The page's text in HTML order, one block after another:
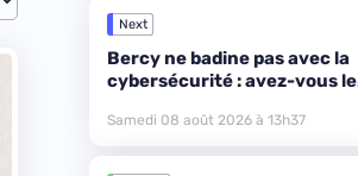
Next
Bercy ne badine pas avec la
cybersécurité : avez-vous le
Samedi 08 août 2026 à 13h37